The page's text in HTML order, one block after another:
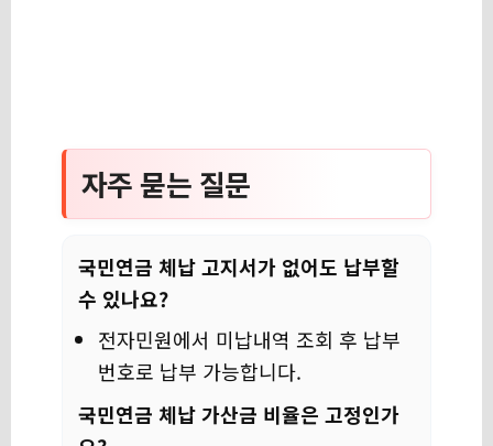
자주 묻는 질문
국민연금 체납 고지서가 없어도 납부할
수 있나요?
전자민원에서 미납내역 조회 후 납부
번호로 납부 가능합니다.
국민연금 체납 가산금 비율은 고정인가